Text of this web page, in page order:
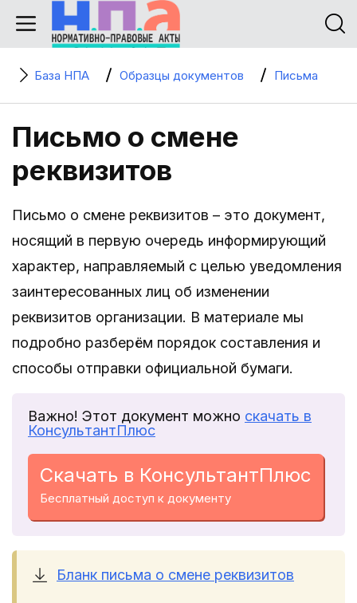
База НПА Образцы документов Письма
Письмо о смене
реквизитов
Письмо о смене реквизитов – это документ,
носящий в первую очередь информирующий
характер, направляемый с целью уведомления
заинтересованных лиц об изменении
реквизитов организации. В материале мы
подробно разберём порядок составления и
способы отправки официальной бумаги.
Важно! Этот документ можно скачать в
КонсультантПлюс
Скачать в КонсультантПлюс
Бесплатный доступ к документу
Бланк письма о смене реквизитов